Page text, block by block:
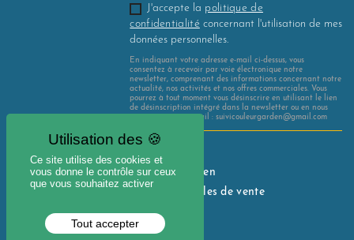
J'accepte la politique de
confidentialité concernant l'utilisation de mes
données personnelles.
En indiquant votre adresse e-mail ci-dessus, vous
consentez à recevoir par voie électronique notre
newsletter, comprenant des informations concernant notre
actualité, nos activités et nos offres commerciales. Vous
pourrez à tout moment vous désinscrire en utilisant le lien
de désinscription intégré dans la newsletter ou en nous
contactant par e-mail : suivicouleurgarden@gmail.com
Mentions légales
Avis Couleur Garden
Conditions générales de vente
Nous contacter
Mon compte
Ce site utilise des cookies et
vous donne le contrôle sur ceux
que vous souhaitez activer
Tout accepter